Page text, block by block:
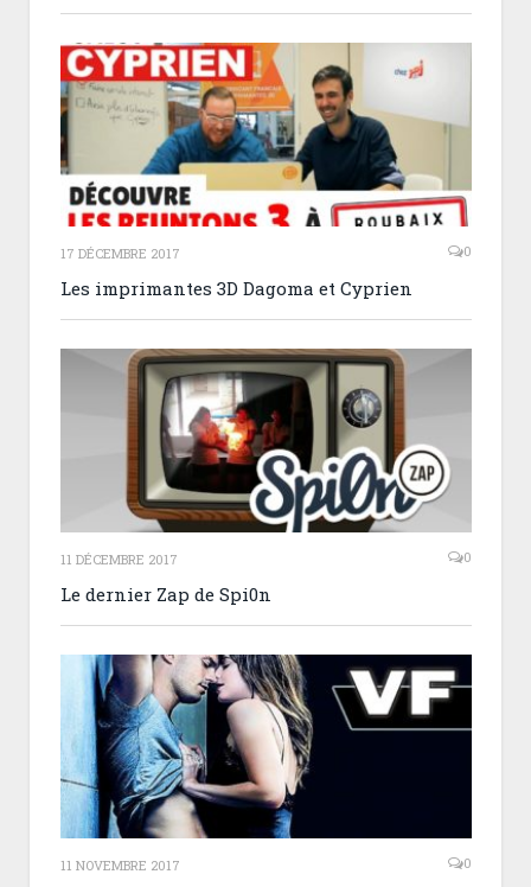
17 DÉCEMBRE 2017 0
Les imprimantes 3D Dagoma et Cyprien
11 DÉCEMBRE 2017 0
Le dernier Zap de Spi0n
11 NOVEMBRE 2017 0